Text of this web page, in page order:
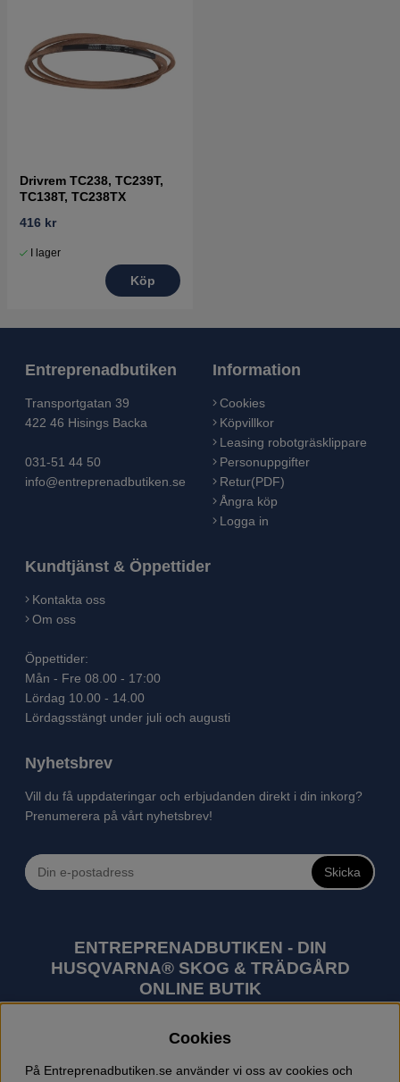
Drivrem TC238, TC239T,
TC138T, TC238TX
416 kr
I lager
Köp
Entreprenadbutiken
Transportgatan 39
422 46 Hisings Backa
031-51 44 50
info@entreprenadbutiken.se
Information
Cookies
Köpvillkor
Leasing robotgräsklippare
Personuppgifter
Retur(PDF)
Ångra köp
Logga in
Kundtjänst & Öppettider
Kontakta oss
Om oss
Öppettider:
Mån - Fre 08.00 - 17:00
Lördag 10.00 - 14.00
Lördagsstängt under juli och augusti
Nyhetsbrev
Vill du få uppdateringar och erbjudanden direkt i din inkorg?
Prenumerera på vårt nyhetsbrev!
Skicka
ENTREPRENADBUTIKEN - DIN
HUSQVARNA® SKOG & TRÄDGÅRD
ONLINE BUTIK
utomhusprodukter som skogsmaskiner och
trädgårdsmaskiner. I sortimentet finns bl.a. robotgräsklippare,
Cookies
På Entreprenadbutiken.se använder vi oss av cookies och